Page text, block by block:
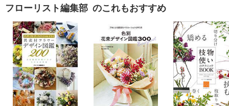
フローリスト編集部 のこれもおすすめ